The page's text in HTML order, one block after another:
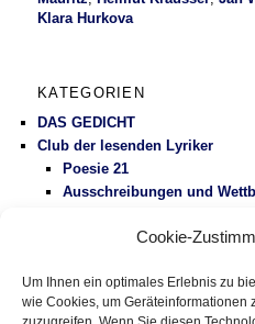
Cookie-
Um Ihnen ein optimales Erlebnis zu
wie Cookies, um Geräteinformationen
Klara Hurkova
KATEGORIEN
DAS GEDICHT
Club der lesenden Lyriker
Poesie 21
Ausschreibungen und
Gesundheitspolitik
Vermischtes